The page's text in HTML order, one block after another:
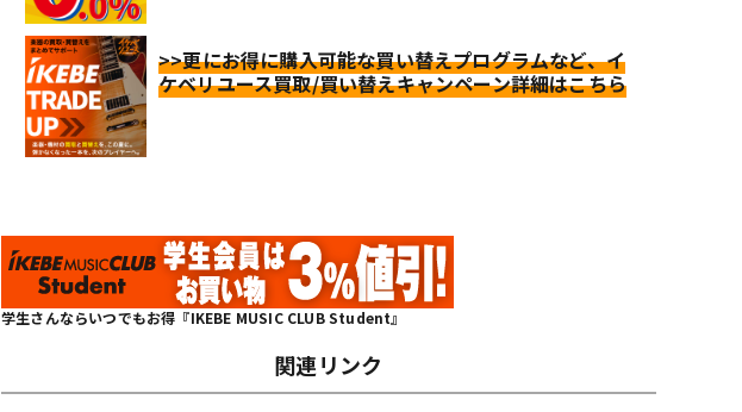
>>更にお得に購入可能な買い替えプログラムなど、イ
ケベリユース買取/買い替えキャンペーン詳細はこちら
学生さんならいつでもお得『IKEBE MUSIC CLUB Student』
関連リンク